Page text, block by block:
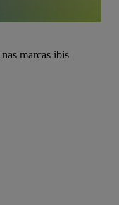
nas marcas ibis